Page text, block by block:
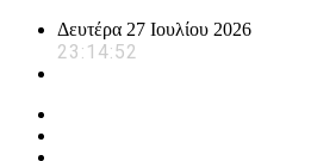
Skip
content
Δευτέρα 27 Ιουλίου 2026
23:14:52